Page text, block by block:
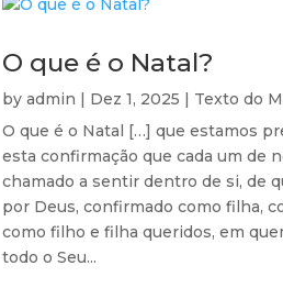
O que é o Natal?
by admin | Dez 1, 2025 | Texto do
O que é o Natal […] que estamos
esta confirmação que cada um de
chamado a sentir dentro de si, de
por Deus, confirmado como filha,
como filho e filha queridos, em
todo o Seu...